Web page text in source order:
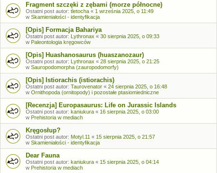
Fragment szczęki z zębami (morze północne)
Ostatni post autor: tletocha « 1 września 2025, o 11:49
w Skamieniałości - identyfikacja
[Opis] Formacja Bahariya
Ostatni post autor: Lythronax « 30 sierpnia 2025, o 09:33
w Paleontologia kręgowców
[Opis] Huashanosaurus (huaszanozaur)
Ostatni post autor: Lythronax « 28 sierpnia 2025, o 21:25
w Sauropodomorpha (zauropodomorfy)
[Opis] Istiorachis (istiorachis)
Ostatni post autor: Taurovenator « 24 sierpnia 2025, o 16:48
w Ornithopoda (ornitopody) i pozostałe ptasiomiedniczne
[Recenzja] Europasaurus: Life on Jurassic Islands
Ostatni post autor: kaniukura « 16 sierpnia 2025, o 03:00
w Prehistoria w mediach
Kręgosłup?
Ostatni post autor: Motyl.11 « 15 sierpnia 2025, o 21:57
w Skamieniałości - identyfikacja
Dear Fauna
Ostatni post autor: kaniukura « 15 sierpnia 2025, o 04:14
w Prehistoria w mediach